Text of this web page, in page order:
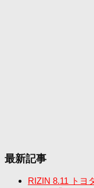
最新記事
RIZIN 8.11 トヨ